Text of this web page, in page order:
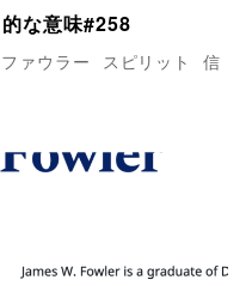
な意味#258
ァウラー スピリット
信